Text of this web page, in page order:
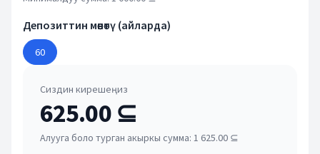
Депозиттин мөөнөтү (айларда)
60
Сиздин кирешеңиз
625.00 ⊆
Алууга боло турган акыркы сумма: 1 625.00 ⊆